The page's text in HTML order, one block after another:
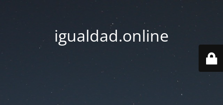
igualdad.online